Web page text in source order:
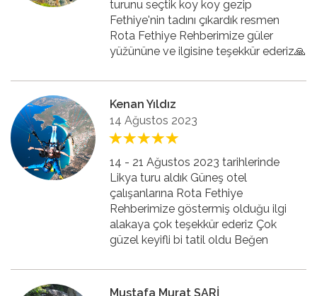
turunu seçtik koy koy gezip
Fethiye'nin tadını çıkardık resmen
Rota Fethiye Rehberimize güler
yüžününe ve ilgisine teşekkür ederiz🙏
Kenan Yıldız
14 Ağustos 2023
14 - 21 Ağustos 2023 tarihlerinde
Likya turu aldık Güneş otel
çalışanlarına Rota Fethiye
Rehberimize göstermiş olduğu ilgi
alakaya çok teşekkür ederiz Çok
güzel keyifli bi tatil oldu Beğen
Mustafa Murat SARİ